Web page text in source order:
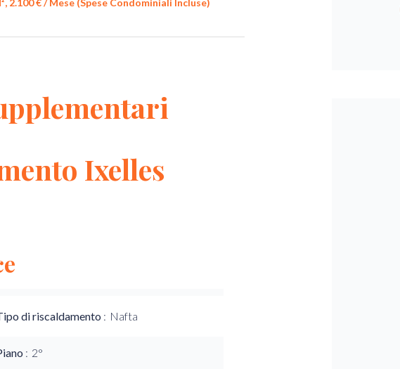
€ / Mese (Spese Condominiali Incluse)
Ixelles
di riscaldamento Nafta
2°